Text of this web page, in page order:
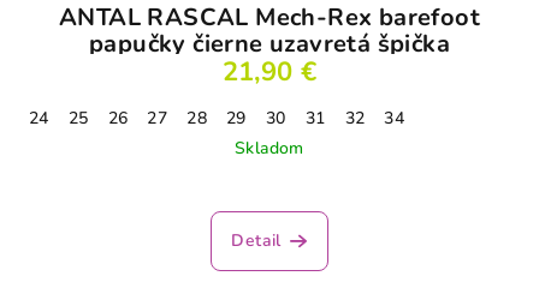
ANTAL RASCAL Mech-Rex barefoot
papučky čierne uzavretá špička
21,90 €
24 25 26 27 28 29 30 31 32
34
Skladom
Detail